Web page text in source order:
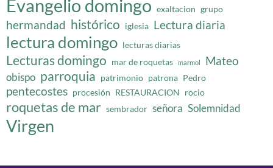
Evangelio domingo exaltacion grupo
hermandad histórico iglesia Lectura diaria
lectura domingo lecturas diarias
Lecturas domingo mar de roquetas marmol Mateo
obispo parroquia patrimonio patrona Pedro
pentecostes procesión RESTAURACION rocio
roquetas de mar sembrador señora Solemnidad
Virgen